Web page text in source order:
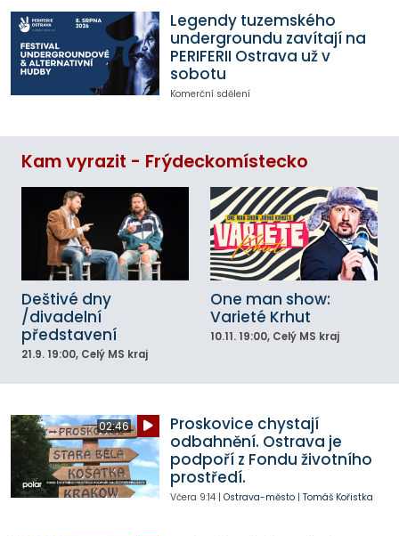
Legendy tuzemského
undergroundu zavítají na
PERIFERII Ostrava už v
sobotu
Komerční sdělení
Kam vyrazit - Frýdeckomístecko
Deštivé dny
/divadelní
představení
21.9. 19:00, Celý MS kraj
One man show:
Varieté Krhut
10.11. 19:00, Celý MS kraj
02:46
Proskovice chystají
odbahnění. Ostrava je
podpoří z Fondu životního
prostředí.
Včera 9:14| Ostrava-město| Tomáš Kořistka